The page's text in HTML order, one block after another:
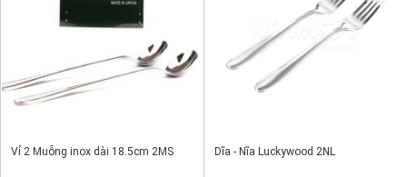
Vỉ 2 Muỗng inox dài 18.5cm 2MS Dĩa - Nĩa Luckywood 2NL